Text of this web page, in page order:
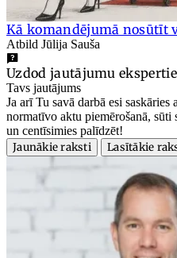
Kā komandējumā nosūtīt
Atbild Jūlija Sauša
Uzdod jautājumu
Tavs jautājums
Ja arī Tu savā darbā esi
normatīvo aktu piemērošanā, sūti
un centīsimies palīdzēt!
Jaunākie raksti
Lasītākie